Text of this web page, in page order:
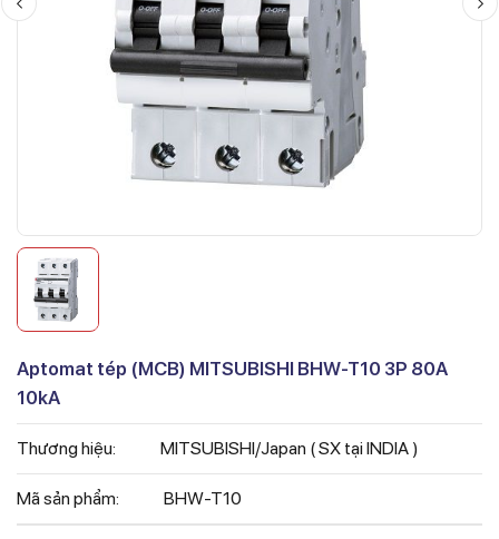
Aptomat tép (MCB) MITSUBISHI BHW-T10 3P 80A
10kA
Thương hiệu: MITSUBISHI/Japan ( SX tại INDIA )
Mã sản phẩm: BHW-T10